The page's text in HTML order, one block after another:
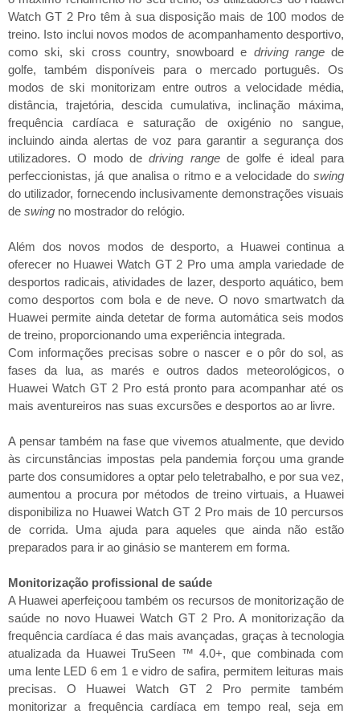
Watch GT 2 Pro têm à sua disposição mais de 100 modos de
treino. Isto inclui novos modos de acompanhamento desportivo,
como ski, ski cross country, snowboard e driving rangede
golfe, também disponíveis para o mercado português. Os
modos de ski monitorizam entre outros a velocidade média,
distância, trajetória, descida cumulativa, inclinação máxima,
frequência cardíaca e saturação de oxigénio no sangue,
incluindo ainda alertas de voz para garantir a segurança dos
utilizadores. O modo dedriving rangede golfe é ideal para
perfeccionistas, já que analisa o ritmo e a velocidade do swing
do utilizador, fornecendo inclusivamente demonstrações visuais
de swing no mostrador do relógio.
Além dos novos modos de desporto, a Huawei continua a
oferecer no Huawei Watch GT 2 Pro uma ampla variedade de
desportos radicais, atividades de lazer, desporto aquático, bem
como desportos com bola e de neve. O novo smartwatch da
Huawei permite ainda detetar de forma automática seis modos
de treino, proporcionando uma experiência integrada.
Com informações precisas sobre o nascer e o pôr do sol, as
fases da lua, as marés e outros dados meteorológicos, o
Huawei Watch GT 2 Pro está pronto para acompanhar até os
mais aventureiros nas suas excursões e desportos ao ar livre.
A pensar também na fase que vivemos atualmente, que devido
às circunstâncias impostas pela pandemia forçou uma grande
parte dos consumidores a optar pelo teletrabalho, e por sua vez,
aumentou a procura por métodos de treino virtuais, a Huawei
disponibiliza no Huawei Watch GT 2 Pro mais de 10 percursos
de corrida. Uma ajuda para aqueles que ainda não estão
preparados para ir ao ginásio se manterem em forma.
Monitorização profissional de saúde
A Huawei aperfeiçoou também os recursos de monitorização de
saúde no novo Huawei Watch GT 2 Pro. A monitorização da
frequência cardíaca é das mais avançadas, graças à tecnologia
atualizada da Huawei TruSeen ™ 4.0+, que combinada com
uma lente LED 6 em 1 e vidro de safira, permitem leituras mais
precisas. O Huawei Watch GT 2 Pro permite também
monitorizar a frequência cardíaca em tempo real, seja em